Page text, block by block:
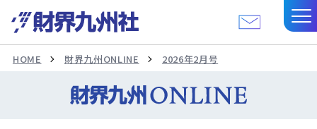
HOME 財界九州ONLINE 2026年2月号